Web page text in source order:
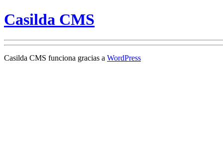
Casilda CMS
Casilda CMS funciona gracias a WordPress